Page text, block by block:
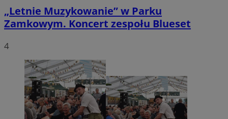
„Letnie Muzykowanie” w Parku
Zamkowym. Koncert zespołu Blueset
4